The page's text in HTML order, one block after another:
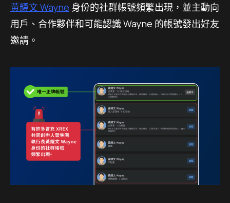
黃耀文 Wayne 身份的社群帳號頻繁出現，並主動向
用戶、合作夥伴和可能認識 Wayne 的帳號發出好友
邀請。